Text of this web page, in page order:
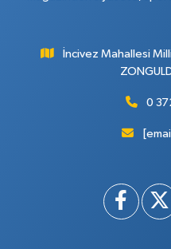
İncivez Mahallesi
0